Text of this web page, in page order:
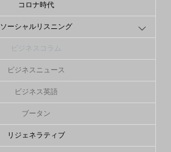
コロナ時代
ソーシャルリスニング
ビジネスコラム
ビジネスニュース
ビジネス英語
ブータン
リジェネラティブ